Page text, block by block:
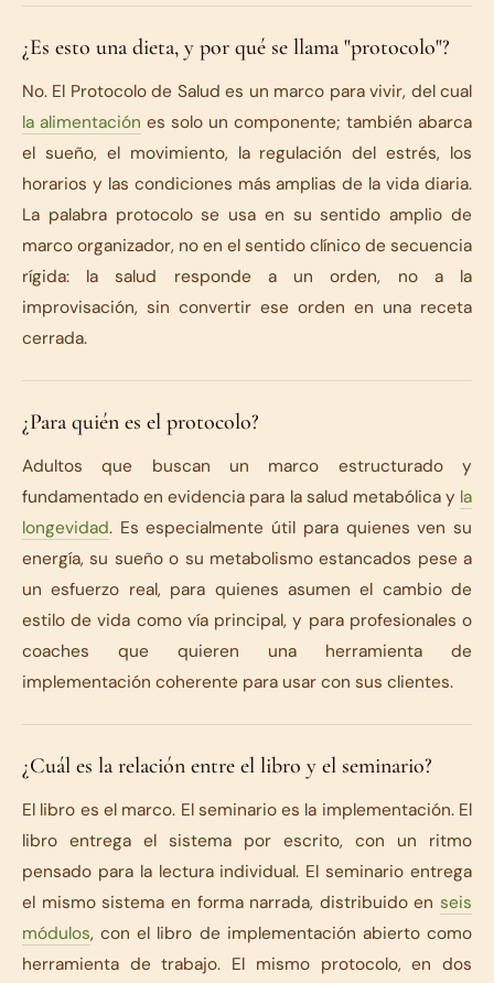
¿Es esto una dieta, y por qué se llama "protocolo"?
No. El Protocolo de Salud es un marco para vivir, del cual
la alimentación es solo un componente; también abarca
el sueño, el movimiento, la regulación del estrés, los
horarios y las condiciones más amplias de la vida diaria.
La palabra protocolo se usa en su sentido amplio de
marco organizador, no en el sentido clínico de secuencia
rígida: la salud responde a un orden, no a la
improvisación, sin convertir ese orden en una receta
cerrada.
¿Para quién es el protocolo?
Adultos que buscan un marco estructurado y
fundamentado en evidencia para la salud metabólica y la
longevidad. Es especialmente útil para quienes ven su
energía, su sueño o su metabolismo estancados pese a
un esfuerzo real, para quienes asumen el cambio de
estilo de vida como vía principal, y para profesionales o
coaches que quieren una herramienta de
implementación coherente para usar con sus clientes.
¿Cuál es la relación entre el libro y el seminario?
El libro es el marco. El seminario es la implementación. El
libro entrega el sistema por escrito, con un ritmo
pensado para la lectura individual. El seminario entrega
el mismo sistema en forma narrada, distribuido en seis
módulos, con el libro de implementación abierto como
herramienta de trabajo. El mismo protocolo, en dos